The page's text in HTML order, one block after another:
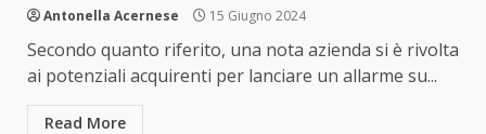
Antonella Acernese 15 Giugno 2024
Secondo quanto riferito, una nota azienda si è rivolta
ai potenziali acquirenti per lanciare un allarme su...
Read More